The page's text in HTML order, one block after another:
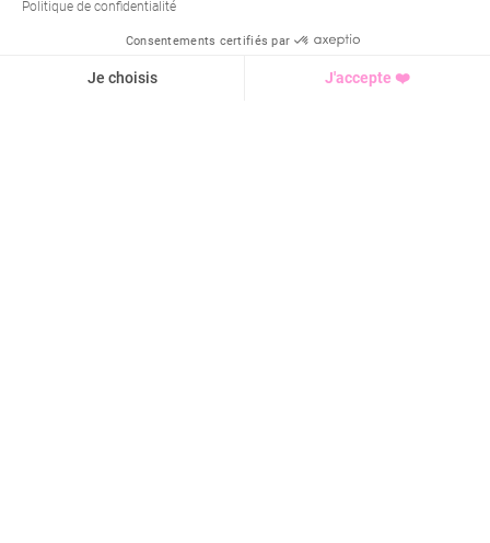
Politique de confidentialité
Consentements certifiés par
Je choisis J'accepte ❤️